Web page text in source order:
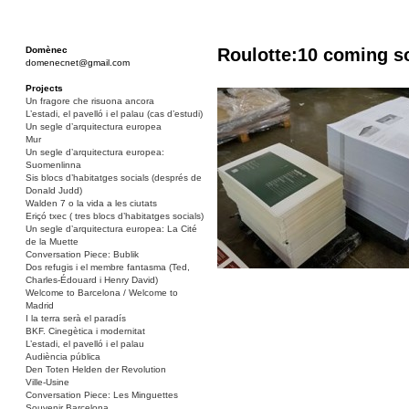
Domènec
domenecnet@gmail.com
Projects
Un fragore che risuona ancora
L’estadi, el pavelló i el palau (cas d’estudi)
Un segle d’arquitectura europea
Mur
Un segle d’arquitectura europea:
Suomenlinna
Sis blocs d’habitatges socials (després de
Donald Judd)
Walden 7 o la vida a les ciutats
Eriçó txec ( tres blocs d’habitatges socials)
Un segle d’arquitectura europea: La Cité
de la Muette
Conversation Piece: Bublik
Dos refugis i el membre fantasma (Ted,
Charles-Édouard i Henry David)
Welcome to Barcelona / Welcome to
Madrid
I la terra serà el paradís
BKF. Cinegètica i modernitat
L’estadi, el pavelló i el palau
Audiència pública
Den Toten Helden der Revolution
Ville-Usine
Conversation Piece: Les Minguettes
Roulotte:10 coming